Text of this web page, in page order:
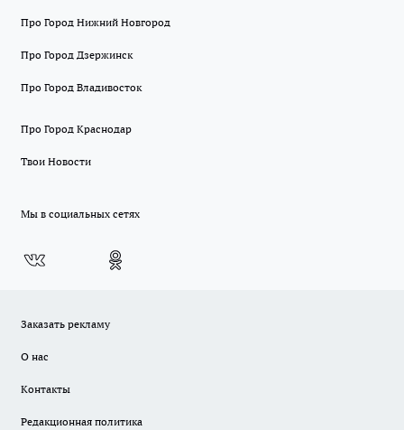
Про Город Нижний Новгород
Про Город Дзержинск
Про Город Владивосток
Про Город Краснодар
Твои Новости
Мы в социальных сетях
Заказать рекламу
О нас
Контакты
Редакционная политика